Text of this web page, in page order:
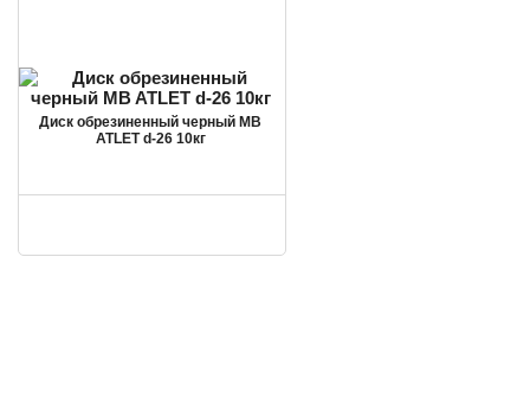
Диск обрезиненный черный MB
ATLET d-26 10кг